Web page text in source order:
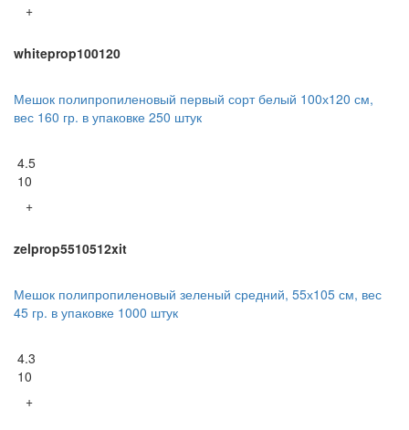
+
whiteprop100120
Мешок полипропиленовый первый сорт белый 100х120 см,
вес 160 гр. в упаковке 250 штук
4.5
10
+
zelprop5510512xit
Мешок полипропиленовый зеленый средний, 55х105 см, вес
45 гр. в упаковке 1000 штук
4.3
10
+